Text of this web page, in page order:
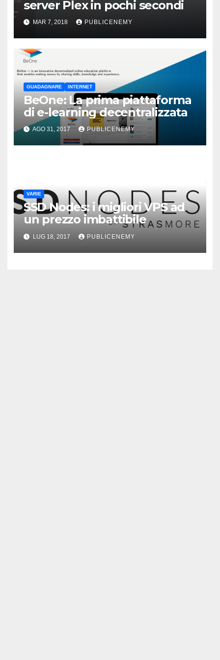
server Plex in pochi secondi
MAR 7, 2018 PUBLICENEMY
GUADAGNARE INTERNET
BeOne: La prima piattaforma
di e-learning decentralizzata
AGO 31, 2017 PUBLICENEMY
VARIE
SSD Nodes: i migliori VPS ad
un prezzo imbattibile
LUG 18, 2017 PUBLICENEMY